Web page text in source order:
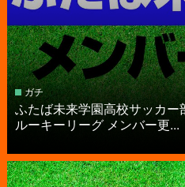
ガチ
ふたば未来学園高校サッカ
ルーキーリーグ メンバー更...